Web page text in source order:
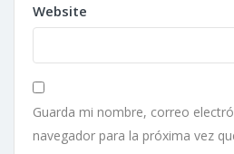
Website
Guarda mi nombre, correo
navegador para la próxima vez